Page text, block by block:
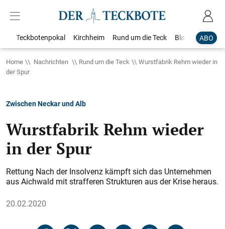
ABO
Teckbotenpokal Kirchheim Rund um die Teck Blaulicht
Home Nachrichten Rund um die Teck
Wurstfabrik Rehm wieder in
der Spur
Zwischen Neckar und Alb
Wurstfabrik Rehm wieder
in der Spur
Rettung Nach der Insolvenz kämpft sich das Unternehmen
aus Aichwald mit strafferen Strukturen aus der Krise heraus.
20.02.2020